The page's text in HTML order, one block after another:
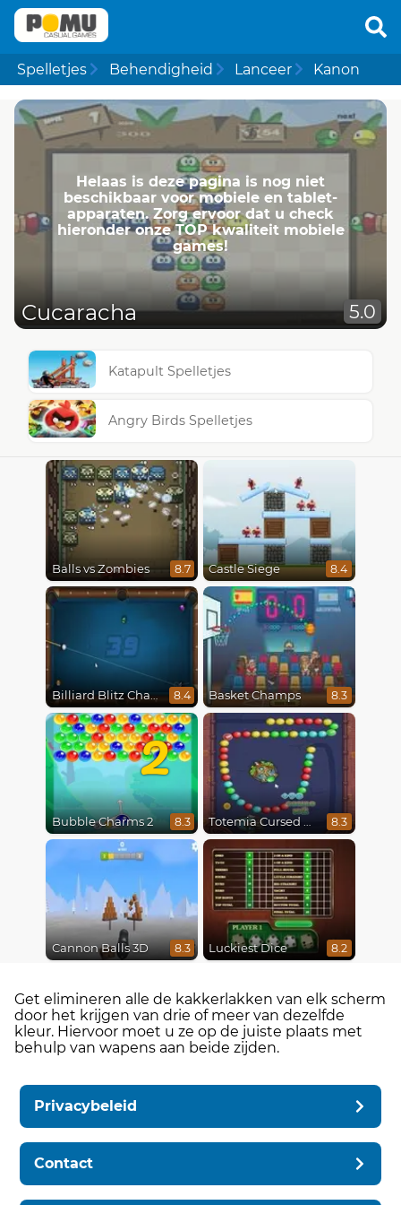
Spelletjes Behendigheid Lanceer Kanon
Helaas is deze pagina is nog niet
beschikbaar voor mobiele en tablet-
apparaten. Zorg ervoor dat u check
hieronder onze TOP kwaliteit mobiele
games!
Cucaracha 5.0
Katapult Spelletjes
Angry Birds Spelletjes
Balls vs Zombies 8.7 Castle Siege 8.4
Billiard Blitz Challenge 8.4 Basket Champs 8.3
2
Bubble Charms 2 8.3 Totemia Cursed Marbles 8.3
Cannon Balls 3D 8.3 Luckiest Dice 8.2
Get elimineren alle de kakkerlakken van elk scherm
door het krijgen van drie of meer van dezelfde
kleur. Hiervoor moet u ze op de juiste plaats met
behulp van wapens aan beide zijden.
Privacybeleid
Contact